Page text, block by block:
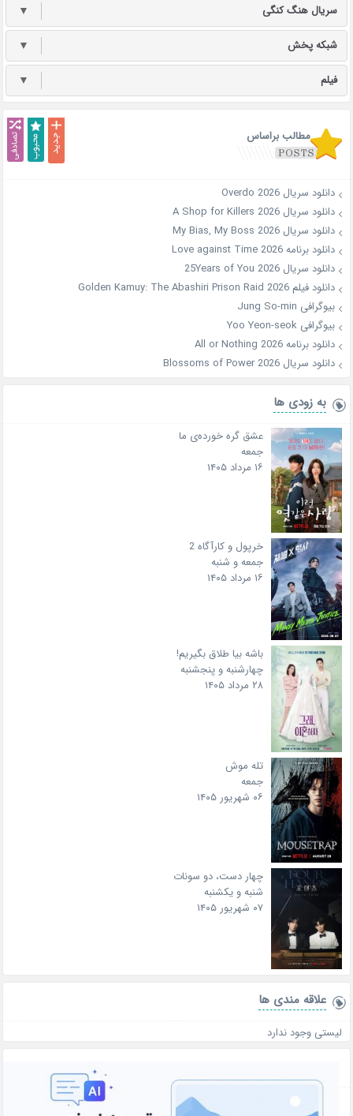
سریال هنگ کنگی ▼
شبکه پخش ▼
فیلم ▼
مطالب براساس
دانلود سریال Overdo 2026
دانلود سریال A Shop for Killers 2026
دانلود سریال My Bias, My Boss 2026
دانلود برنامه Love against Time 2026
دانلود سریال 25Years of You 2026
دانلود فیلم Golden Kamuy: The Abashiri Prison Raid 2026
بیوگرافی Jung So-min
بیوگرافی Yoo Yeon-seok
دانلود برنامه All or Nothing 2026
دانلود سریال Blossoms of Power 2026
به زودی ها
عشق گره خورده‌ی ما
جمعه
۱۶ مرداد ۱۴۰۵
خرپول و کارآگاه 2
جمعه و شنبه
۱۶ مرداد ۱۴۰۵
باشه بیا طلاق بگیریم!
چهارشنبه و پنجشنبه
۲۸ مرداد ۱۴۰۵
تله موش
جمعه
۰۶ شهریور ۱۴۰۵
چهار دست، دو سونات
شنبه و یکشنبه
۰۷ شهریور ۱۴۰۵
علاقه‌ مندی ها
لیستی وجود ندارد